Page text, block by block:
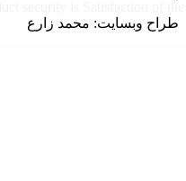
طراح وبسایت: محمد زارع